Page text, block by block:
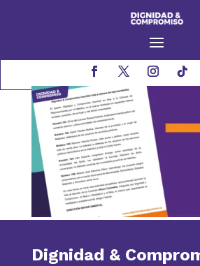
Dignidad &